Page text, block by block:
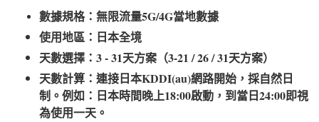
數據規格：無限流量5G/4G當地數據
使用地區：日本全境
天數選擇：3 - 31天方案（3-21 / 26 / 31天方案）
天數計算：連接日本KDDI(au)網路開始，採自然日
制。例如：日本時間晚上18:00啟動，到當日24:00即視
為使用一天。